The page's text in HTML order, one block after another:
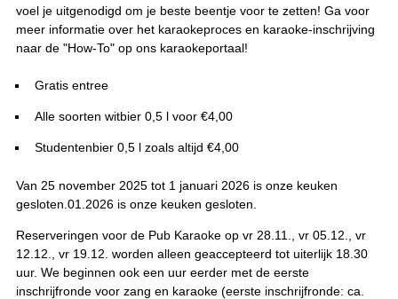
voel je uitgenodigd om je beste beentje voor te zetten! Ga voor
meer informatie over het karaokeproces en karaoke-inschrijving
naar de "How-To" op ons karaokeportaal!
Gratis entree
Alle soorten witbier 0,5 l voor €4,00
Studentenbier 0,5 l zoals altijd €4,00
Van 25 november 2025 tot 1 januari 2026 is onze keuken
gesloten.01.2026 is onze keuken gesloten.
Reserveringen voor de Pub Karaoke op vr 28.11., vr 05.12., vr
12.12., vr 19.12. worden alleen geaccepteerd tot uiterlijk 18.30
uur. We beginnen ook een uur eerder met de eerste
inschrijfronde voor zang en karaoke (eerste inschrijfronde: ca.